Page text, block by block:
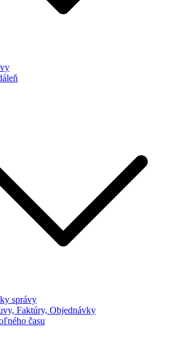
správy
Faktúry, Objednávky
času